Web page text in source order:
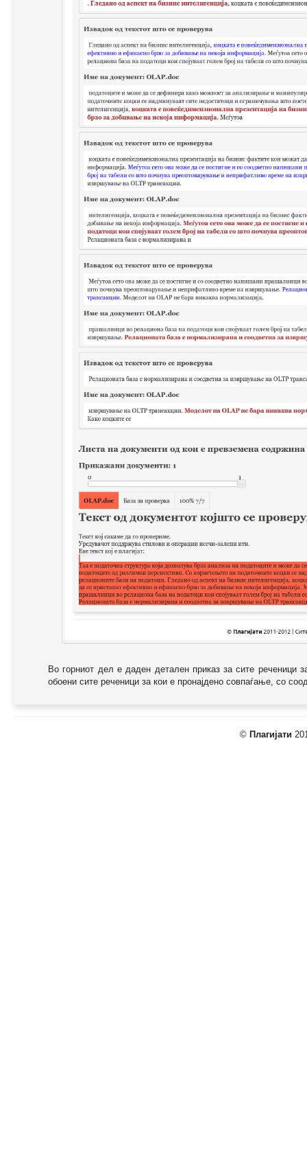
Во горниот дел е даден детален приказ за сите реченици
обоени сите реченици за кои е пронајдено совпаѓање, со
© Плагијати